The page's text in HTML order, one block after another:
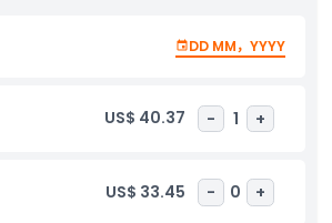
DD MM，YYYY
US$ 40.37 - 1 +
US$ 33.45 - 0 +